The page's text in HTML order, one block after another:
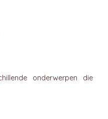
onderwerpen die